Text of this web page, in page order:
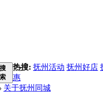
搜
索
热搜: 抚州活动 抚州好店
惠
› 关于抚州同城